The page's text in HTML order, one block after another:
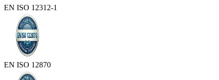
EN ISO 12312-1
EN ISO 12870